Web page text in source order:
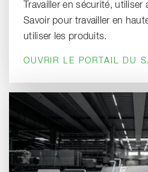
Travailler en sécurité, utiliser
Savoir pour travailler en
utiliser les produits.
OUVRIR LE PORTAIL DU